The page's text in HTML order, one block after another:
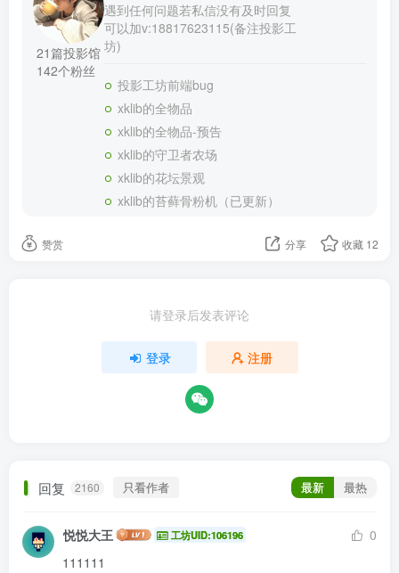
21篇投影馆
142个粉丝
遇到任何问题若私信没有及时回复
可以加v:18817623115(备注投影工
坊)
投影工坊前端bug
xklib的全物品
xklib的全物品-预告
xklib的守卫者农场
xklib的花坛景观
xklib的苔藓骨粉机（已更新）
赞赏 分享 收藏 12
请登录后发表评论
登录 注册
回复 2160 只看作者 最新 最热
悦悦大王 工坊UID:106196
0
111111